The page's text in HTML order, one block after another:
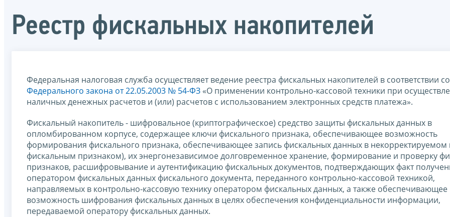
Реестр фискальных накопителей
Федеральная налоговая служба осуществляет ведение реестра фискальных накопителей в соответствии
Федерального закона от 22.05.2003 № 54-ФЗ «О применении контрольно-кассовой техники при
наличных денежных расчетов и (или) расчетов с использованием электронных средств платежа».
Фискальный накопитель - шифровальное (криптографическое) средство защиты фискальных данных в
опломбированном корпусе, содержащее ключи фискального признака, обеспечивающее возможность
формирования фискального признака, обеспечивающее запись фискальных данных в некорректируемом
фискальным признаком), их энергонезависимое долговременное хранение, формирование и проверку
признаков, расшифровывание и аутентификацию фискальных документов, подтверждающих факт
оператором фискальных данных фискального документа, переданного контрольно-кассовой техникой,
направляемых в контрольно-кассовую технику оператором фискальных данных, а также обеспечивающее
возможность шифрования фискальных данных в целях обеспечения конфиденциальности информации,
передаваемой оператору фискальных данных.